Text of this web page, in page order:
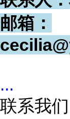
邮箱：
...
联系我们